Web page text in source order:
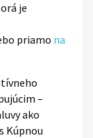
je
priamo na
–
ako
Kúpnou